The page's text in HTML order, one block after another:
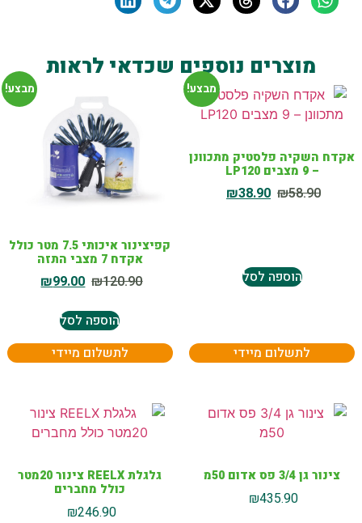
מוצרים נוספים שכדאי לראות
מבצע!
אקדח השקיה פלסטיק מתכוונן
– 9 מצבים LP120
₪58.90
₪38.90
הוספה לסל
לתשלום מיידי
מבצע!
קפיצינור איכותי 7.5 מטר כולל
אקדח 7 מצבי התזה
₪120.90
₪99.00
הוספה לסל
לתשלום מיידי
צינור גן 3/4 פס אדום 50מ
₪435.90
גלגלת REELX צינור 20מטר
כולל מחברים
₪246.90